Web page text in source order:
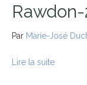
Par Marie-José
Lire la suite